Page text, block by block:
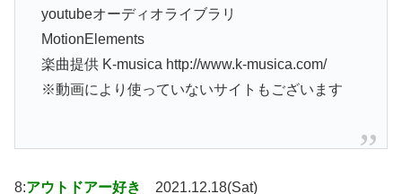
youtubeオーディオライブラリ
MotionElements
楽曲提供 K-musica http://www.k-musica.com/
※動画により使っていないサイトもございます
8:アウトドアー好き 2021.12.18(Sat)